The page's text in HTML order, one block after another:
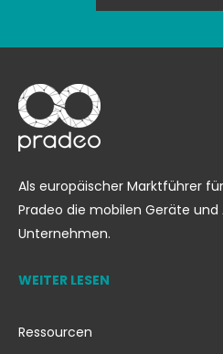
Als europäischer Marktführer
Pradeo die mobilen Geräte
Unternehmen.
WEITER LESEN
Ressourcen